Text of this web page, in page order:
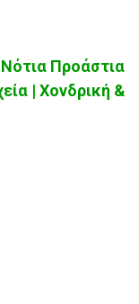
Προάστια
| Χονδρική &